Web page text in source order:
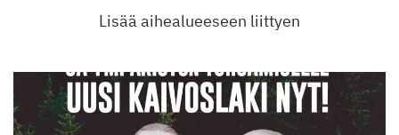
Lisää aihealueeseen liittyen